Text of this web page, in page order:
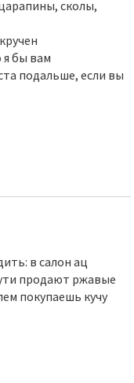
сколы,
бы вам
подальше, если вы
в салон ац
продают ржавые
покупаешь кучу